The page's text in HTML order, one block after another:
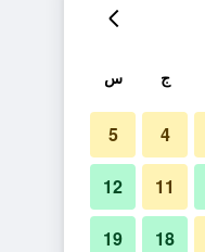
ج س
4
5
11
12
18
19